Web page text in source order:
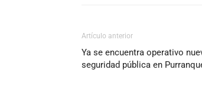
Artículo anterior
Ya se encuentra operativo
seguridad pública en